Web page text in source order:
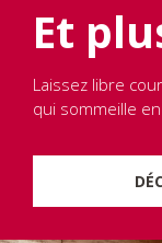
Et
Laissez libre
qui sommeille